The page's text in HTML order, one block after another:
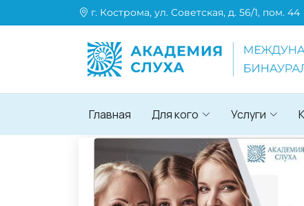
г. Кострома, ул. Советская, д. 56/1, пом. 44
Главная Для кого Услуги